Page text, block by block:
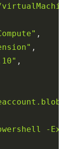
,
,
,
-